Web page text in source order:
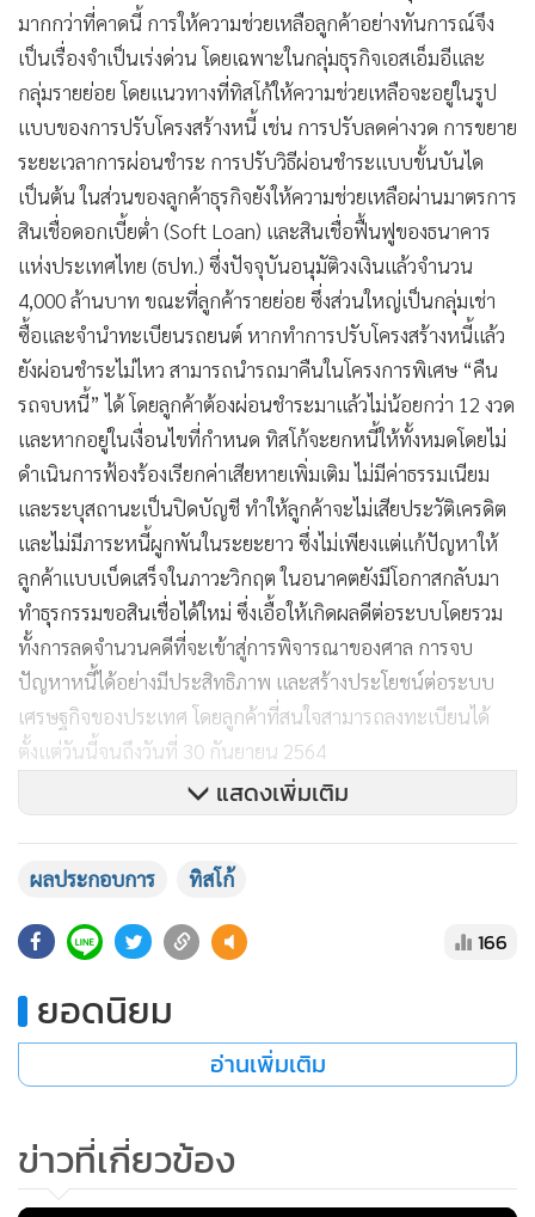
มากกว่าที่คาดนี้ การให้ความช่วยเหลือลูกค้าอย่างทันการณ์จึง
เป็นเรื่องจำเป็นเร่งด่วน โดยเฉพาะในกลุ่มธุรกิจเอสเอ็มอีและ
กลุ่มรายย่อย โดยแนวทางที่ทิสโก้ให้ความช่วยเหลือจะอยู่ในรูป
แบบของการปรับโครงสร้างหนี้ เช่น การปรับลดค่างวด การขยาย
ระยะเวลาการผ่อนชำระ การปรับวิธีผ่อนชำระแบบขั้นบันได
เป็นต้น ในส่วนของลูกค้าธุรกิจยังให้ความช่วยเหลือผ่านมาตรการ
สินเชื่อดอกเบี้ยต่ำ (Soft Loan) และสินเชื่อฟื้นฟูของธนาคาร
แห่งประเทศไทย (ธปท.) ซึ่งปัจจุบันอนุมัติวงเงินแล้วจำนวน
4,000 ล้านบาท ขณะที่ลูกค้ารายย่อย ซึ่งส่วนใหญ่เป็นกลุ่มเช่า
ซื้อและจำนำทะเบียนรถยนต์ หากทำการปรับโครงสร้างหนี้แล้ว
ยังผ่อนชำระไม่ไหว สามารถนำรถมาคืนในโครงการพิเศษ “คืน
รถจบหนี้” ได้ โดยลูกค้าต้องผ่อนชำระมาแล้วไม่น้อยกว่า 12 งวด
และหากอยู่ในเงื่อนไขที่กำหนด ทิสโก้จะยกหนี้ให้ทั้งหมดโดยไม่
ดำเนินการฟ้องร้องเรียกค่าเสียหายเพิ่มเติม ไม่มีค่าธรรมเนียม
และระบุสถานะเป็นปิดบัญชี ทำให้ลูกค้าจะไม่เสียประวัติเครดิต
และไม่มีภาระหนี้ผูกพันในระยะยาว ซึ่งไม่เพียงแต่แก้ปัญหาให้
ลูกค้าแบบเบ็ดเสร็จในภาวะวิกฤต ในอนาคตยังมีโอกาสกลับมา
ทำธุรกรรมขอสินเชื่อได้ใหม่ ซึ่งเอื้อให้เกิดผลดีต่อระบบโดยรวม
ทั้งการลดจำนวนคดีที่จะเข้าสู่การพิจารณาของศาล การจบ
ปัญหาหนี้ได้อย่างมีประสิทธิภาพ และสร้างประโยชน์ต่อระบบ
เศรษฐกิจของประเทศ โดยลูกค้าที่สนใจสามารถลงทะเบียนได้
ตั้งแต่วันนี้จนถึงวันที่ 30 กันยายน 2564
ทิสโก้ให้ความช่วยเหลือและดูแลลูกค้ามาอย่างต่อเนื่อง โดย
เป็นการให้ความช่วยเหลือผ่านมาตรการต่างๆ ตามความเหมาะ
สมกับลูกค้าแต่ละประเภท ทำให้มีลูกค้าจำนวนมากสามารถกลับ
มาชำระหนี้ได้ตามปกติ แต่ด้วยสถานการณ์การระบาดระลอก
ใหม่ที่ยาวนานขึ้น ทิสโก้จึงขยายระยะเวลาการให้ความช่วยเหลือ
ต่อจนถึงสิ้นปี สอดคล้องไปกับแนวทางของธนาคารแห่ง
150,000 ราย" นายศักดิ์ชัย กล่าว
ทั้งนี้ ในรายละเอียดผลการดำเนินงานของกลุ่มทิสโก้ไตรมาส 2 ปี
แสดงเพิ่มเติม
ผลประกอบการ ทิสโก้
166
ยอดนิยม
อ่านเพิ่มเติม
ข่าวที่เกี่ยวข้อง